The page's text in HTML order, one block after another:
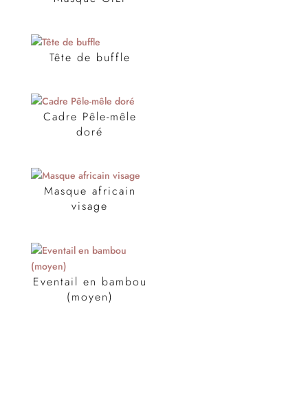
Tête de buffle
Cadre Pêle-mêle
doré
Masque africain
visage
Eventail en bambou
(moyen)